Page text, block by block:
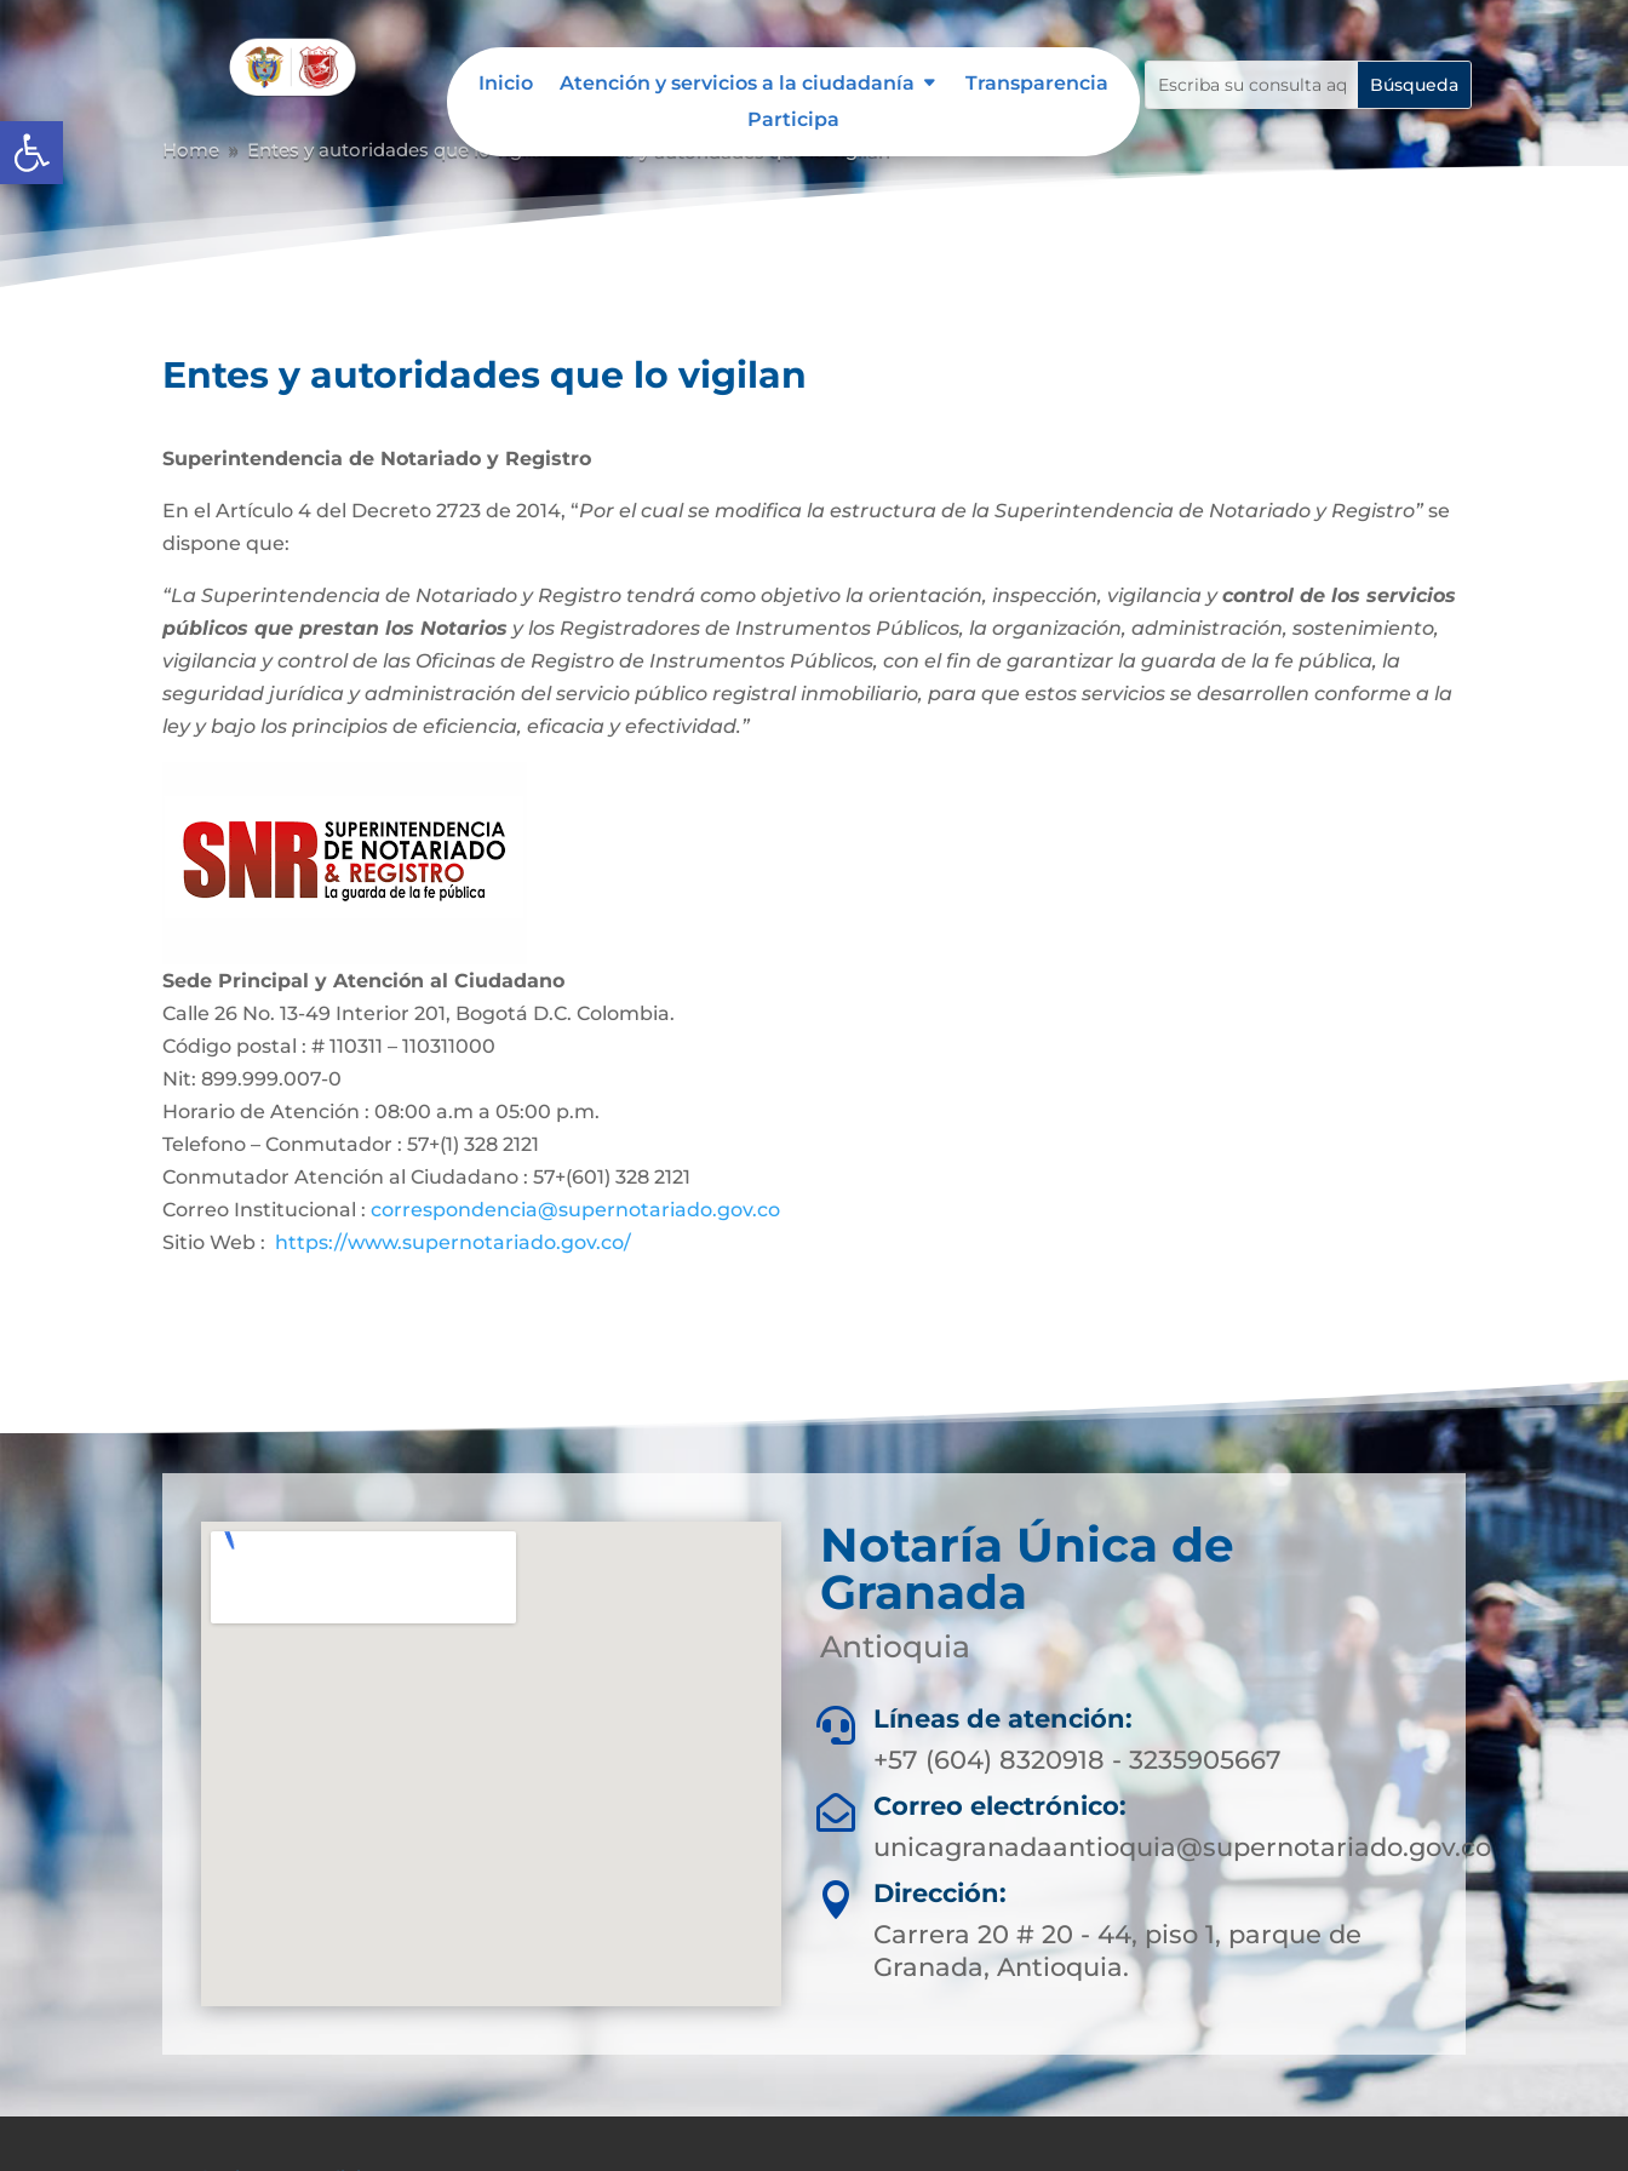
Abrir barra de herramientas
Inicio Atención y servicios a la ciudadanía
Transparencia
Participa
Home 9 Entes y autoridades que lo vigilan
Entes y autoridades que lo vigilan
Superintendencia de Notariado y Registro
En el Artículo 4 del Decreto 2723 de 2014, “Por el cual se modifica la estructura de la Superintendencia de Notariado y Registro” se
dispone que:
“La Superintendencia de Notariado y Registro tendrá como objetivo la orientación, inspección, vigilancia ycontrol de los servicios
públicos que prestan los Notarios y los Registradores de Instrumentos Públicos, la organización, administración, sostenimiento,
vigilancia y control de las Oficinas de Registro de Instrumentos Públicos, con el fin de garantizar la guarda de la fe pública, la
seguridad jurídica y administración del servicio público registral inmobiliario, para que estos servicios se desarrollen conforme a la
ley y bajo los principios de eficiencia, eficacia y efectividad.”
Sede Principal y Atención al Ciudadano
Calle 26 No. 13-49 Interior 201, Bogotá D.C. Colombia.
Código postal : # 110311 – 110311000
Nit: 899.999.007-0
Horario de Atención : 08:00 a.m a 05:00 p.m.
Telefono – Conmutador : 57+(1) 328 2121
Conmutador Atención al Ciudadano : 57+(601) 328 2121
Correo Institucional : correspondencia@supernotariado.gov.co
Sitio Web : https://www.supernotariado.gov.co/
Notaría Única de
Granada
Antioquia

Líneas de atención:
+57 (604) 8320918 - 3235905667

Correo electrónico:
unicagranadaantioquia@supernotariado.gov.co

Dirección:
Carrera 20 # 20 - 44, piso 1, parque de
Granada, Antioquia.